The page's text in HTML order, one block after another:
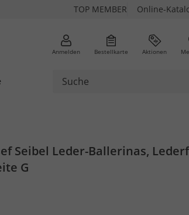
TOP MEMBER Online-
Anmelden Bestellkarte Aktionen
Seibel Leder-Ballerinas,
G